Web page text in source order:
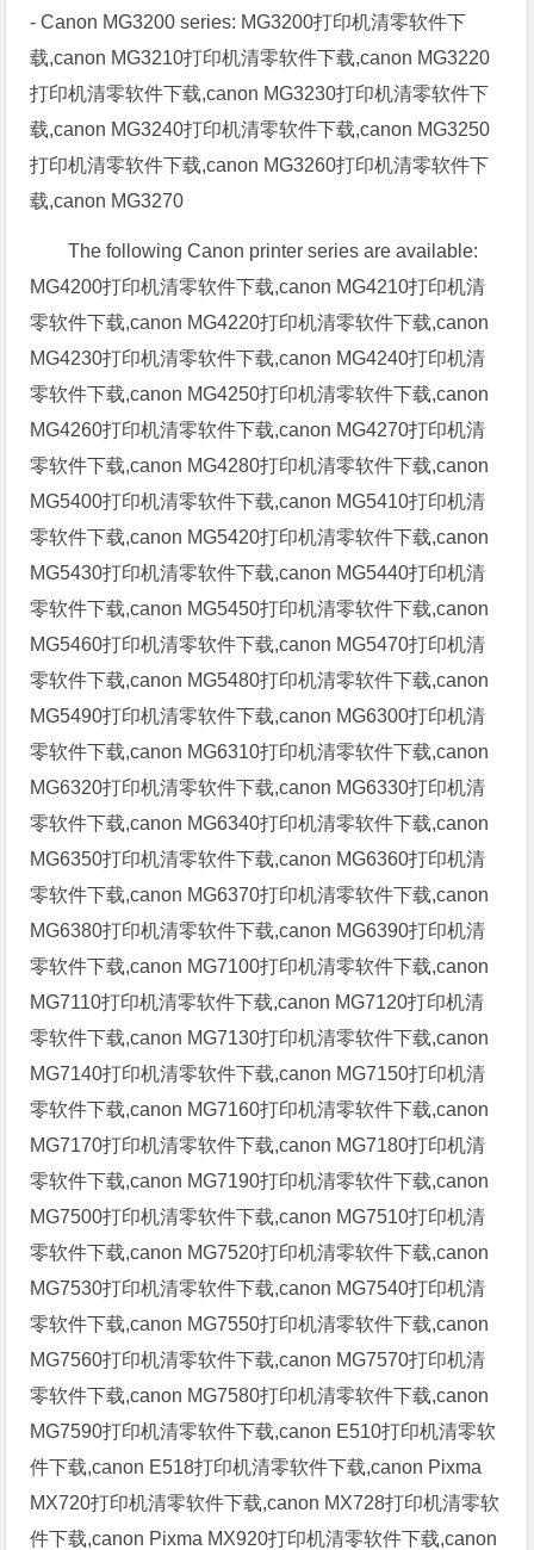
- Canon MG3200 series: MG3200打印机清零软件下
载,canon MG3210打印机清零软件下载,canon MG3220
打印机清零软件下载,canon MG3230打印机清零软件下
载,canon MG3240打印机清零软件下载,canon MG3250
打印机清零软件下载,canon MG3260打印机清零软件下
载,canon MG3270
The following Canon printer series are available:
MG4200打印机清零软件下载,canon MG4210打印机清
零软件下载,canon MG4220打印机清零软件下载,canon
MG4230打印机清零软件下载,canon MG4240打印机清
零软件下载,canon MG4250打印机清零软件下载,canon
MG4260打印机清零软件下载,canon MG4270打印机清
零软件下载,canon MG4280打印机清零软件下载,canon
MG5400打印机清零软件下载,canon MG5410打印机清
零软件下载,canon MG5420打印机清零软件下载,canon
MG5430打印机清零软件下载,canon MG5440打印机清
零软件下载,canon MG5450打印机清零软件下载,canon
MG5460打印机清零软件下载,canon MG5470打印机清
零软件下载,canon MG5480打印机清零软件下载,canon
MG5490打印机清零软件下载,canon MG6300打印机清
零软件下载,canon MG6310打印机清零软件下载,canon
MG6320打印机清零软件下载,canon MG6330打印机清
零软件下载,canon MG6340打印机清零软件下载,canon
MG6350打印机清零软件下载,canon MG6360打印机清
零软件下载,canon MG6370打印机清零软件下载,canon
MG6380打印机清零软件下载,canon MG6390打印机清
零软件下载,canon MG7100打印机清零软件下载,canon
MG7110打印机清零软件下载,canon MG7120打印机清
零软件下载,canon MG7130打印机清零软件下载,canon
MG7140打印机清零软件下载,canon MG7150打印机清
零软件下载,canon MG7160打印机清零软件下载,canon
MG7170打印机清零软件下载,canon MG7180打印机清
零软件下载,canon MG7190打印机清零软件下载,canon
MG7500打印机清零软件下载,canon MG7510打印机清
零软件下载,canon MG7520打印机清零软件下载,canon
MG7530打印机清零软件下载,canon MG7540打印机清
零软件下载,canon MG7550打印机清零软件下载,canon
MG7560打印机清零软件下载,canon MG7570打印机清
零软件下载,canon MG7580打印机清零软件下载,canon
MG7590打印机清零软件下载,canon E510打印机清零软
件下载,canon E518打印机清零软件下载,canon Pixma
MX720打印机清零软件下载,canon MX728打印机清零软
件下载,canon Pixma MX920打印机清零软件下载,canon